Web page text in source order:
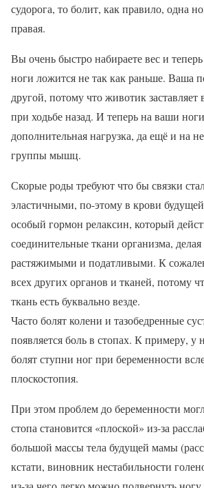
судорога, то болит, как правило, одна
правая.
Вы очень быстро набираете вес и
ноги ложится не так как раньше. Ваша
другой, потому что животик заставляет
при ходьбе назад. И теперь на ваши
дополнительная нагрузка, да ещё и на
группы мышц.
Скорые роды требуют что бы связки
эластичными, по-этому в крови
особый гормон релаксин, который
соединительные ткани организма,
растяжимыми и податливыми. К
всех других органов и тканей, потому
ткань есть буквально везде.
Часто болят колени и тазобедренные
появляется боль в стопах. К примеру,
болят ступни ног при беременности
плоскостопия.
При этом проблем до беременности
стопа становится «плоской» из-за
большой массы тела будущей мамы
кстати, виновник нестабильности